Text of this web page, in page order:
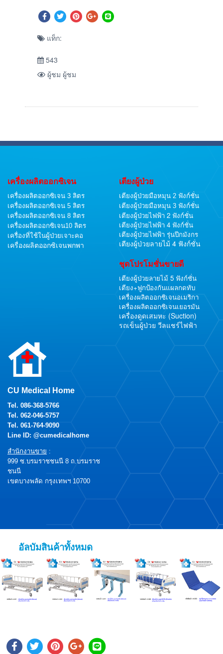
แท็ก:
543
ผู้ชม ผู้ชม
เครื่องผลิตออกซิเจน
เครื่องผลิตออกซิเจน 3 ลิตร
เครื่องผลิตออกซิเจน 5 ลิตร
เครื่องผลิตออกซิเจน 8 ลิตร
เครื่องผลิตออกซิเจน10 ลิตร
เครื่องที่ใช้ในผู้ป่วยเจาะคอ
เครื่องผลิตออกซิเจนพกพา
เตียงผู้ป่วย
เตียงผู้ป่วยมือหมุน 2 ฟังก์ชั่น
เตียงผู้ป่วยมือหมุน 3 ฟังก์ชั่น
เตียงผู้ป่วยไฟฟ้า 2 ฟังก์ชั่น
เตียงผู้ป่วยไฟฟ้า 4 ฟังก์ชั่น
เตียงผู้ป่วยไฟฟ้า รุ่นปีกมังกร
เตียงผู้ป่วยลายไม้ 4 ฟังก์ชั่น
ชุดโปรโมชั่นขายดี
เตียงผู้ป่วยลายไม้ 5 ฟังก์ชั่น
เตียง+ฟูกป้องกันแผลกดทับ
เครื่องผลิตออกซิเจนอเมริกา
เครื่องผลิตออกซิเจนเยอรมัน
เครื่องดูดเสมหะ (Suction)
รถเข็นผู้ป่วย วีลแชร์ไฟฟ้า
CU Medical Home
Tel. 086-368-5766
Tel. 062-046-5757
Tel. 061-764-9090
Line ID: @cumedicalhome
สำนักงานขาย :
999 ซ.บรมราชชนนี 8 ถ.บรมราช
ชนนี
เขตบางพลัด กรุงเทพฯ 10700
อัลบัมสินค้าทั้งหมด